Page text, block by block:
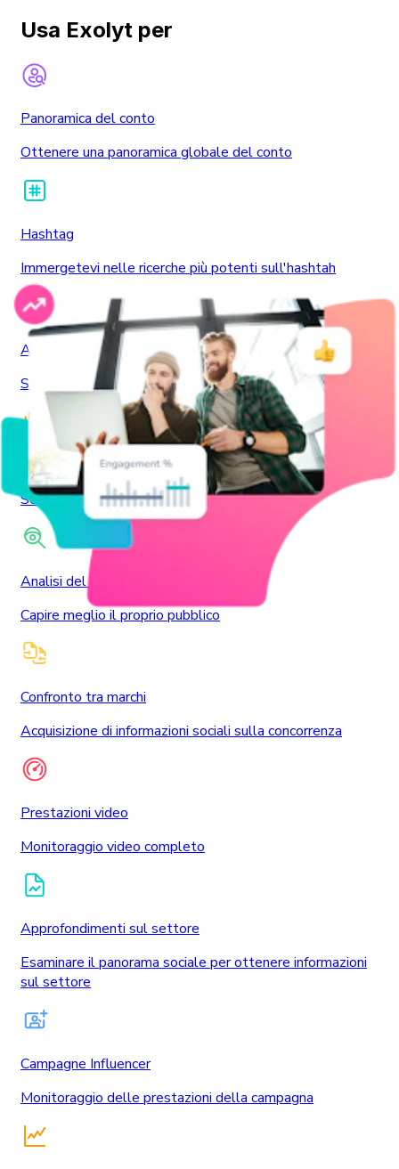
Usa Exolyt per
Panoramica del conto
Ottenere una panoramica globale del conto
Hashtag
Immergetevi nelle ricerche più potenti sull'hashtah
Ascolto sociale
Scoprire le prospettive del pubblico
Suoni
Scoprire i suoni di tendenza
Analisi del sentimento
Capire meglio il proprio pubblico
Confronto tra marchi
Acquisizione di informazioni sociali sulla concorrenza
Prestazioni video
Monitoraggio video completo
Approfondimenti sul settore
Esaminare il panorama sociale per ottenere informazioni
sul settore
Campagne Influencer
Monitoraggio delle prestazioni della campagna